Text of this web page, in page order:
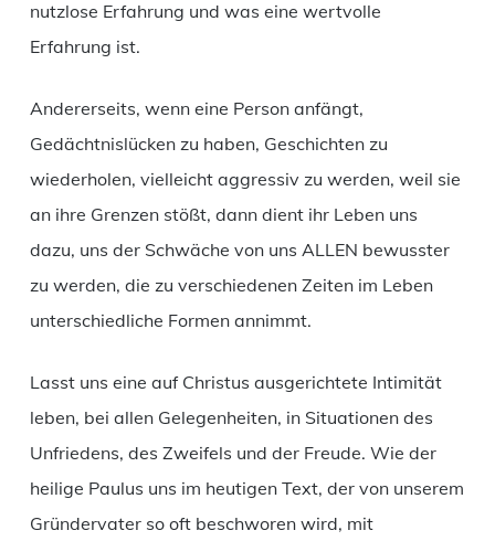
nutzlose Erfahrung und was eine wertvolle
Erfahrung ist.
Andererseits, wenn eine Person anfängt,
Gedächtnislücken zu haben, Geschichten zu
wiederholen, vielleicht aggressiv zu werden, weil sie
an ihre Grenzen stößt, dann dient ihr Leben uns
dazu, uns der Schwäche von uns ALLEN bewusster
zu werden, die zu verschiedenen Zeiten im Leben
unterschiedliche Formen annimmt.
Lasst uns eine auf Christus ausgerichtete Intimität
leben, bei allen Gelegenheiten, in Situationen des
Unfriedens, des Zweifels und der Freude. Wie der
heilige Paulus uns im heutigen Text, der von unserem
Gründervater so oft beschworen wird, mit